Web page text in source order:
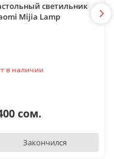
светильник
Mijia Lamp
в наличии
сом.
Закончился